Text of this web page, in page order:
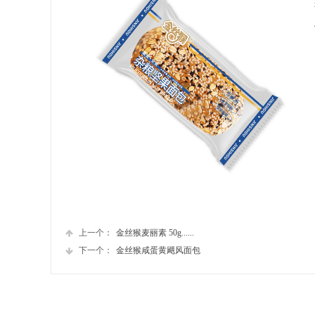
上一个：
金丝猴麦丽素 50g......
下一个：
金丝猴咸蛋黄飓风面包